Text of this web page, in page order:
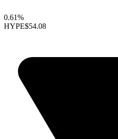
0.61%
HYPE$54.08